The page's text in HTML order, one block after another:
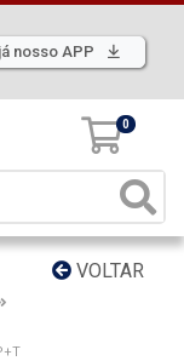
nosso APP
0
VOLTAR